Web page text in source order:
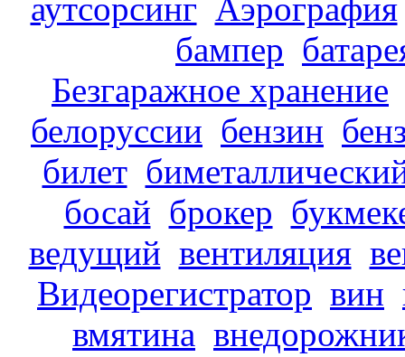
аутсорсинг Аэрография
бампер
Безгаражное хранение
белоруссии бензин
билет
босай брокер
ведущий вентиляция
Видеорегистратор вин
вмятина